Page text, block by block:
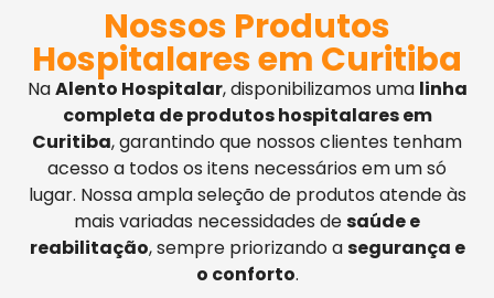
Nossos Produtos
Hospitalares em Curitiba
NaAlento Hospitalar, disponibilizamos uma linha
completa de produtos hospitalares em
Curitiba, garantindo que nossos clientes tenham
acesso a todos os itens necessários em um só
lugar. Nossa ampla seleção de produtos atende às
mais variadas necessidades desaúde e
reabilitação, sempre priorizando asegurança e
o conforto.